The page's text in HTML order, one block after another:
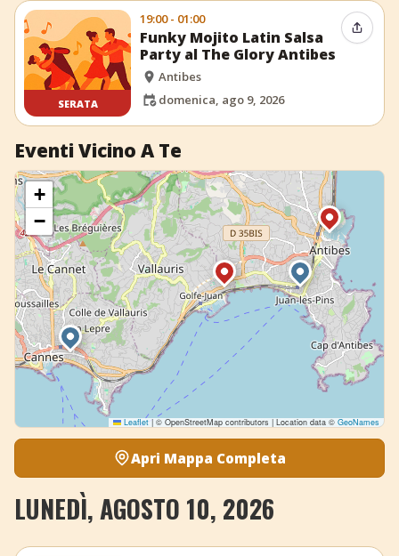
SERATA
19:00 - 01:00
Funky Mojito Latin Salsa
Party al The Glory Antibes
Antibes
domenica, ago 9, 2026
Eventi Vicino A Te
+
−
Leaflet |© OpenStreetMap contributors | Location data ©GeoNames
Apri Mappa Completa
LUNEDÌ, AGOSTO 10, 2026